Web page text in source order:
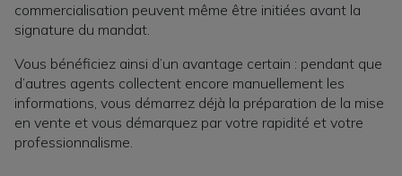
commercialisation peuvent même être initiées avant la
signature du mandat.
Vous bénéficiez ainsi d’un avantage certain : pendant que
d’autres agents collectent encore manuellement les
informations, vous démarrez déjà la préparation de la mise
en vente et vous démarquez par votre rapidité et votre
professionnalisme.